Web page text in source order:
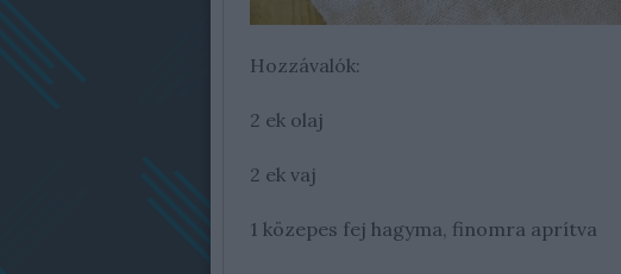
Hozzávalók:
2 ek olaj
2 ek vaj
1 közepes fej hagyma, finomra aprítva